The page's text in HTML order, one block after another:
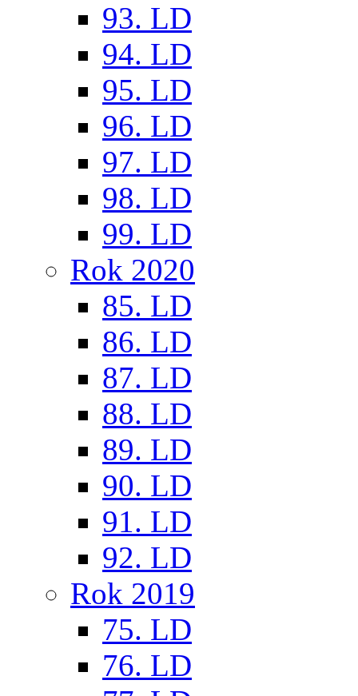
93. LD
94. LD
95. LD
96. LD
97. LD
98. LD
99. LD
Rok 2020
85. LD
86. LD
87. LD
88. LD
89. LD
90. LD
91. LD
92. LD
Rok 2019
75. LD
76. LD